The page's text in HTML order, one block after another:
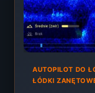
AUTOPILOT DO
ŁÓDKI